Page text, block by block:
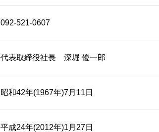
092-521-0607
代表取締役社長 深堀 優一郎
昭和42年(1967年)7月11日
平成24年(2012年)1月27日